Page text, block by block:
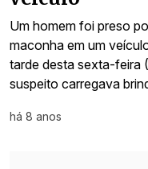
Um homem foi preso
maconha em um
tarde desta sexta-feira
suspeito carregava
há 8 anos